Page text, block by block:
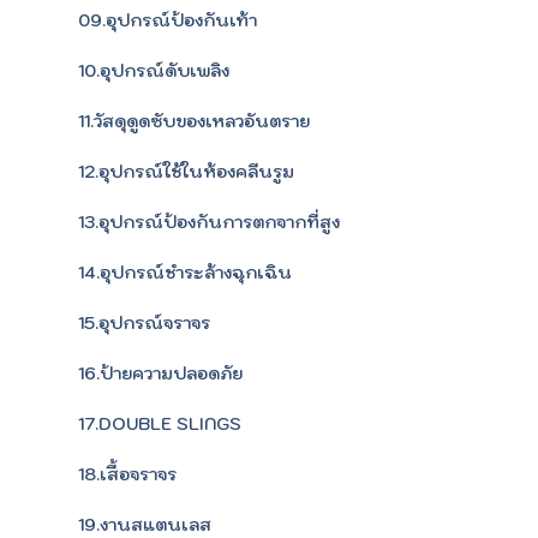
09.อุปกรณ์ป้องกันเท้า
10.อุปกรณ์ดับเพลิง
11.วัสดุดูดซับของเหลวอันตราย
12.อุปกรณ์ใช้ในห้องคลีนรูม
13.อุปกรณ์ป้องกันการตกจากที่สูง
14.อุปกรณ์ชำระล้างฉุกเฉิน
15.อุปกรณ์จราจร
16.ป้ายความปลอดภัย
17.DOUBLE SLINGS
18.เสื้อจราจร
19.งานสแตนเลส